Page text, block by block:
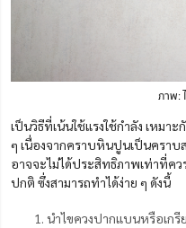
ภาพ:
เป็นวิธีที่เน้นใช้แรงใช้กำลัง เหม
ๆ เนื่องจากคราบหินปูนเป็นคราบ
อาจจะไม่ได้ประสิทธิภาพเท่าที่ค
ปกติ ซึ่งสามารถทำได้ง่าย ๆ ดังนี้
นำไขควงปากแบนหรือเก